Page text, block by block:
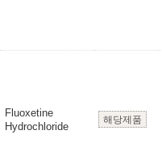
Fluoxetine
Hydrochloride
해당제품